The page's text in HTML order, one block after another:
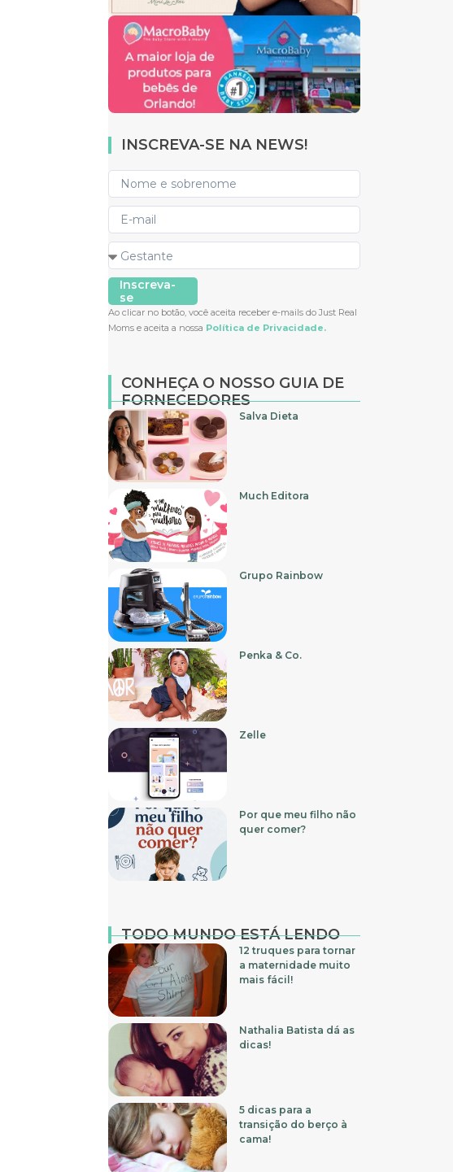
INSCREVA-SE NA NEWS!
Inscreva-
se
Ao clicar no botão, você aceita receber e-mails do Just Real
Moms e aceita a nossa Política de Privacidade.
CONHEÇA O NOSSO GUIA DE
FORNECEDORES
Salva Dieta
Much Editora
Grupo Rainbow
Penka & Co.
Zelle
Por que meu filho não
quer comer?
TODO MUNDO ESTÁ LENDO
12 truques para tornar
a maternidade muito
mais fácil!
Nathalia Batista dá as
dicas!
5 dicas para a
transição do berço à
cama!